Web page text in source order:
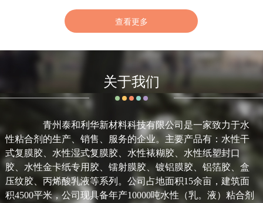
查看更多
关于我们
青州泰和利华新材料科技有限公司 是一家致力于水
性粘合剂的生产、销售、服务的企业。主要产品有：水性干
式复膜胶、水性湿式复膜胶、水性裱糊胶、水性纸塑封口
胶、水性金卡纸专用胶、镭射膜胶、镀铝膜胶、铝箔胶、盒
压纹胶、丙烯酸乳液等系列。公司占地面积15余亩，建筑面
积4500平米，公司现具备年产10000吨水性（乳。液）粘合剂